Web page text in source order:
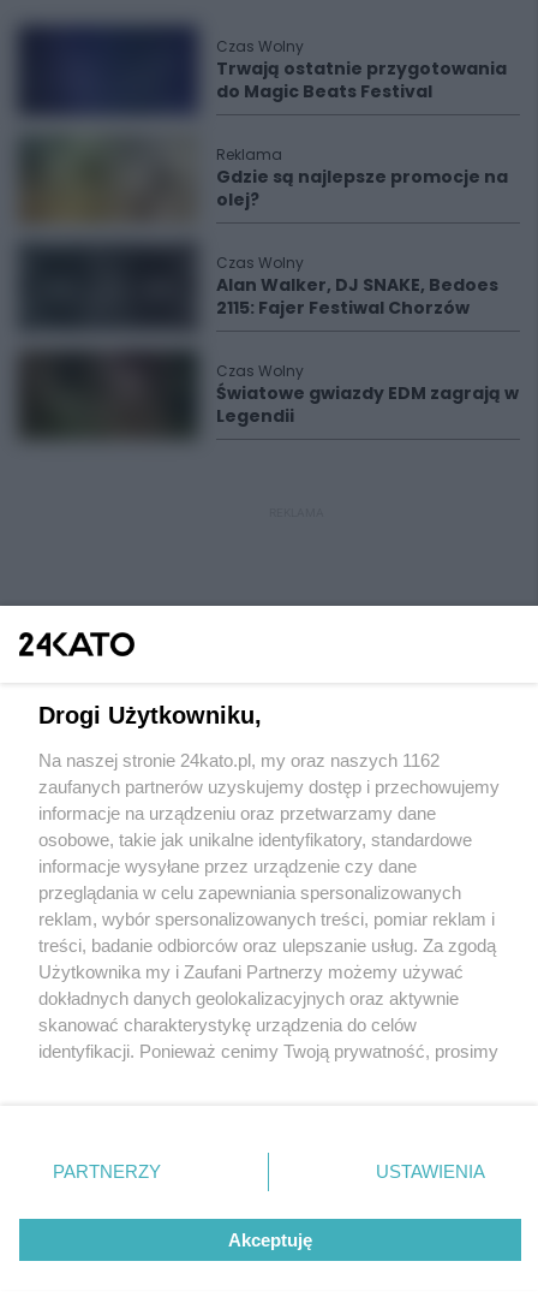
Czas Wolny
Trwają ostatnie przygotowania
do Magic Beats Festival
Reklama
Gdzie są najlepsze promocje na
olej?
Czas Wolny
Alan Walker, DJ SNAKE, Bedoes
2115: Fajer Festiwal Chorzów
Czas Wolny
Światowe gwiazdy EDM zagrają w
Legendii
Wydawca mediów lokalnych
Nie zapomnij
zapoznać się z:
polityką prywatności regulamin korzystania z portali
Twojemiasto
Piekary Śląskie
Chorzów
Tarnowskie Góry
Gliwice
Skontakuj sięz nami
Kontakt
Wydawca
Redakcja
Drogi Użytkowniku,
Na naszej stronie 24kato.pl, my oraz naszych 1162
zaufanych partnerów uzyskujemy dostęp i przechowujemy
informacje na urządzeniu oraz przetwarzamy dane
osobowe, takie jak unikalne identyfikatory, standardowe
informacje wysyłane przez urządzenie czy dane
przeglądania w celu zapewniania spersonalizowanych
reklam, wybór spersonalizowanych treści, pomiar reklam i
treści, badanie odbiorców oraz ulepszanie usług. Za zgodą
Użytkownika my i Zaufani Partnerzy możemy używać
dokładnych danych geolokalizacyjnych oraz aktywnie
skanować charakterystykę urządzenia do celów
identyfikacji. Ponieważ cenimy Twoją prywatność, prosimy
prywatności znajdujący się w lewym dolnym rogu strony
. Niektóre rodzaje przetwarzania danych nie wymagają
zgody użytkownika, ale masz prawo sprzeciwić się
takiemu przetwarzaniu. Preferencje będą miały
zastosowania tylko na tej witrynie.
PARTNERZY USTAWIENIA
Akceptuję